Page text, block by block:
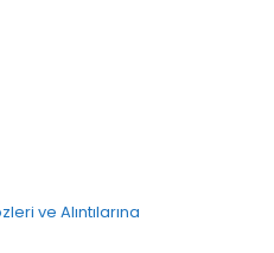
ve Alıntılarına